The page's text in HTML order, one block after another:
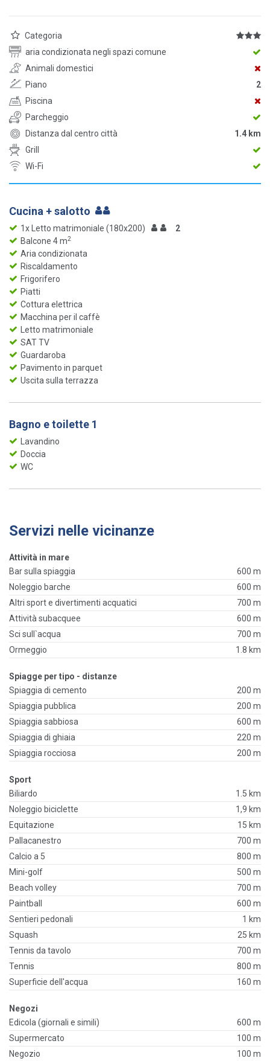
Categoria
aria condizionata negli spazi comune
Animali domestici
Piano
2
Piscina
Parcheggio
Distanza dal centro città
1.4 km
Grill
Wi-Fi
Cucina + salotto
1x Letto matrimoniale (180x200)
2
Balcone 4 m2
Aria condizionata
Riscaldamento
Frigorifero
Piatti
Cottura elettrica
Macchina per il caffè
Letto matrimoniale
SAT TV
Guardaroba
Pavimento in parquet
Uscita sulla terrazza
Bagno e toilette 1
Lavandino
Doccia
WC
Servizi nelle vicinanze
Attività in mare
Bar sulla spiaggia
600 m
Noleggio barche
600 m
Altri sport e divertimenti acquatici
700 m
Attività subacquee
600 m
Sci sull`acqua
700 m
Ormeggio
1.8 km
Spiagge per tipo - distanze
Spiaggia di cemento
200 m
Spiaggia pubblica
200 m
Spiaggia sabbiosa
600 m
Spiaggia di ghiaia
220 m
Spiaggia rocciosa
200 m
Sport
Biliardo
1.5 km
Noleggio biciclette
1,9 km
Equitazione
15 km
Pallacanestro
700 m
Calcio a 5
800 m
Mini-golf
500 m
Beach volley
700 m
Paintball
600 m
Sentieri pedonali
1 km
Squash
25 km
Tennis da tavolo
700 m
Tennis
800 m
Superficie dell'acqua
160 m
Negozi
Edicola (giornali e simili)
600 m
Supermercato
100 m
Negozio
100 m